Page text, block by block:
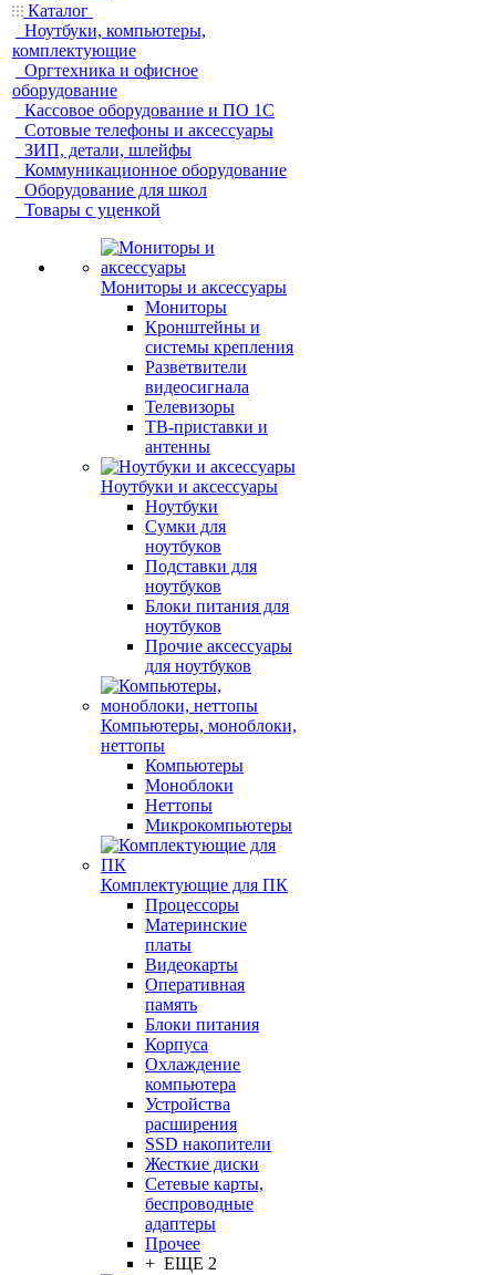
Каталог
Ноутбуки, компьютеры,
комплектующие
Оргтехника и офисное
оборудование
Кассовое оборудование и ПО 1С
Сотовые телефоны и аксессуары
ЗИП, детали, шлейфы
Коммуникационное оборудование
Оборудование для школ
Товары с уценкой
Мониторы и аксессуары
Мониторы
Кронштейны и
системы крепления
Разветвители
видеосигнала
Телевизоры
ТВ-приставки и
антенны
Ноутбуки и аксессуары
Ноутбуки
Сумки для
ноутбуков
Подставки для
ноутбуков
Блоки питания для
ноутбуков
Прочие аксессуары
для ноутбуков
Компьютеры, моноблоки,
неттопы
Компьютеры
Моноблоки
Неттопы
Микрокомпьютеры
Комплектующие для ПК
Процессоры
Материнские
платы
Видеокарты
Оперативная
память
Блоки питания
Корпуса
Охлаждение
компьютера
Устройства
расширения
SSD накопители
Жесткие диски
Сетевые карты,
беспроводные
адаптеры
Прочее
+ ЕЩЕ 2